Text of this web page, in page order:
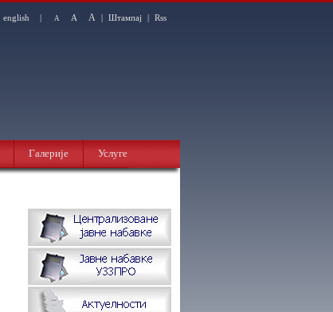
english | A A A | Штампај | Rss
Галерије Услуге